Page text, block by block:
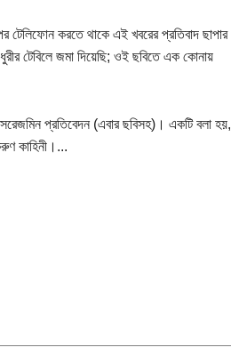
টেলিফোন করতে থাকে এই খবরের প্রতিবাদ ছাপার
টেবিলে জমা দিয়েছি; ওই ছবিতে এক কোনায়
প্রতিবেদন (এবার ছবিসহ)। একটি বলা হয়,
কাহিনী।...